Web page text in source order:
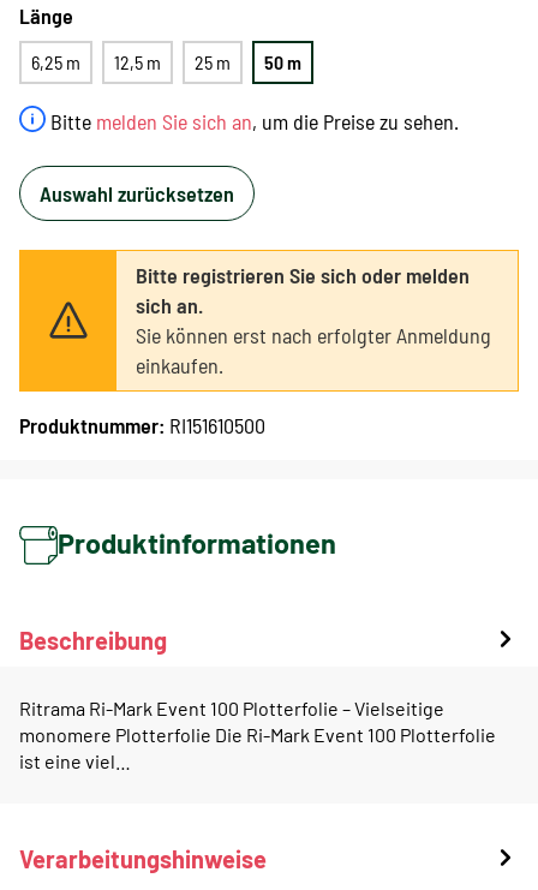
Bitte melden Sie sich an, um die Preise zu sehen.
Länge
6,25 m 12,5 m 25 m 50 m
Auswahl zurücksetzen
Bitte registrieren Sie sich oder melden
sich an.
Sie können erst nach erfolgter Anmeldung
einkaufen.
Produktnummer: RI151610500
Produktinformationen
Beschreibung
Ritrama Ri-Mark Event 100 Plotterfolie – Vielseitige
monomere Plotterfolie Die Ri-Mark Event 100 Plotterfolie
ist eine viel…
Verarbeitungshinweise